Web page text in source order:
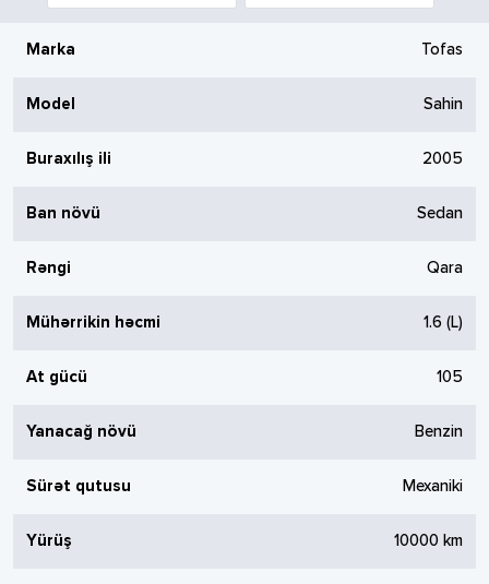
Marka Tofas
Model Sahin
Buraxılış ili 2005
Ban növü Sedan
Rəngi Qara
Mühərrikin həcmi 1.6 (L)
At gücü 105
Yanacağ növü Benzin
Sürət qutusu Mexaniki
Yürüş 10000 km